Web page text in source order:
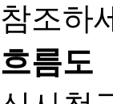
흐름도